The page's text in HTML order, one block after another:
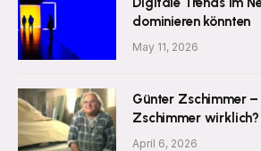
dominieren könnten
May 11, 2026
Günter Zschimmer
Zschimmer wirklich?
April 6, 2026